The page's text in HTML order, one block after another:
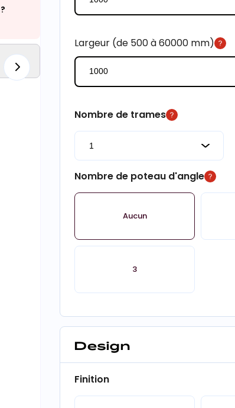
Largeur (de 500 à 60000 mm)
Nombre de trames
Nombre de poteau d'angle
Aucun
3
Design
Finition